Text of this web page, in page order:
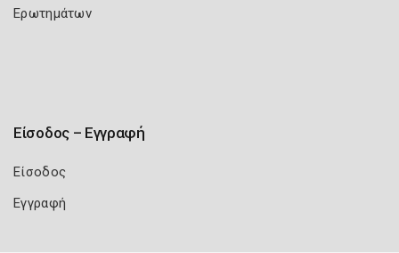
Ερωτημάτων
Είσοδος – Εγγραφή
Είσοδος
Εγγραφή